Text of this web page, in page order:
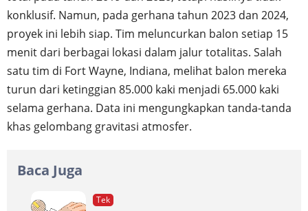
konklusif. Namun, pada gerhana tahun 2023 dan 2024,
proyek ini lebih siap. Tim meluncurkan balon setiap 15
menit dari berbagai lokasi dalam jalur totalitas. Salah
satu tim di Fort Wayne, Indiana, melihat balon mereka
turun dari ketinggian 85.000 kaki menjadi 65.000 kaki
selama gerhana. Data ini mengungkapkan tanda-tanda
khas gelombang gravitasi atmosfer.
Baca Juga
Tek